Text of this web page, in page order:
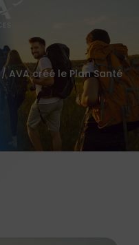
/ AVA créé le Plan Santé